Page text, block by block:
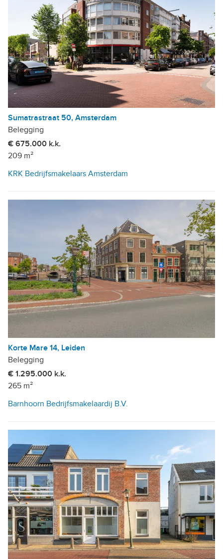
Sumatrastraat 50, Amsterdam
Belegging
€ 675.000 k.k.
209 m²
KRK Bedrijfsmakelaars Amsterdam
Korte Mare 14, Leiden
Belegging
€ 1.295.000 k.k.
265 m²
Barnhoorn Bedrijfsmakelaardij B.V.